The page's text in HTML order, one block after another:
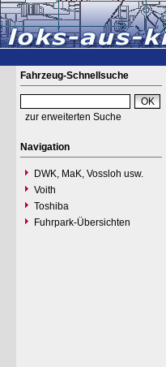
Fahrzeug-Schnellsuche
zur erweiterten Suche
Navigation
DWK, MaK, Vossloh usw.
Voith
Toshiba
Fuhrpark-Übersichten